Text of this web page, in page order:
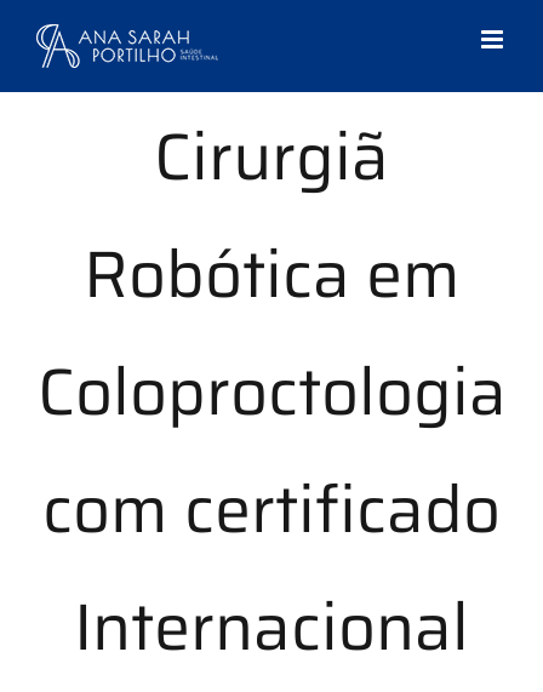
para
Cirurgiã
Robótica em
Coloproctologia
com certificado
Internacional